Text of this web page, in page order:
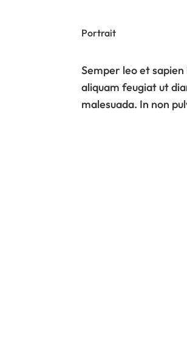
Portrait
Semper leo et
aliquam feugiat ut
malesuada. In non